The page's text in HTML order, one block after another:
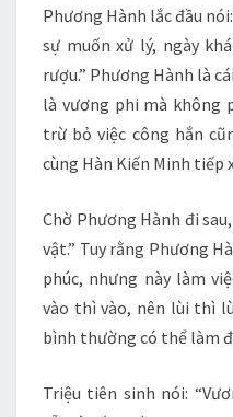
Phương Hành lắc đầu
sự muốn xử lý, ngày
rượu.” Phương Hành là
là vương phi mà không
trừ bỏ việc công hắn
cùng Hàn Kiến Minh tiếp
Chờ Phương Hành đi
vật.” Tuy rằng Phương
phúc, nhưng này làm
vào thì vào, nên lùi thì
bình thường có thể làm
Triệu tiên sinh nói: